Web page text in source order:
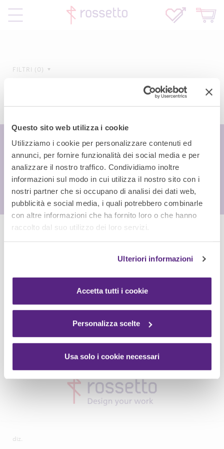
Questo sito web utilizza i cookie
Utilizziamo i cookie per personalizzare contenuti ed
annunci, per fornire funzionalità dei social media e per
analizzare il nostro traffico. Condividiamo inoltre
informazioni sul modo in cui utilizza il nostro sito con i
nostri partner che si occupano di analisi dei dati web,
pubblicità e social media, i quali potrebbero combinarle
con altre informazioni che ha fornito loro o che hanno
raccolto dal suo utilizzo dei loro servizi.
Ulteriori informazioni
Accetta tutti i cookie
Personalizza scelte
Usa solo i cookie necessari
FILTRI 0
diz.